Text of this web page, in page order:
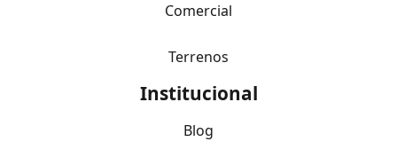
Comercial
Terrenos
Institucional
Blog